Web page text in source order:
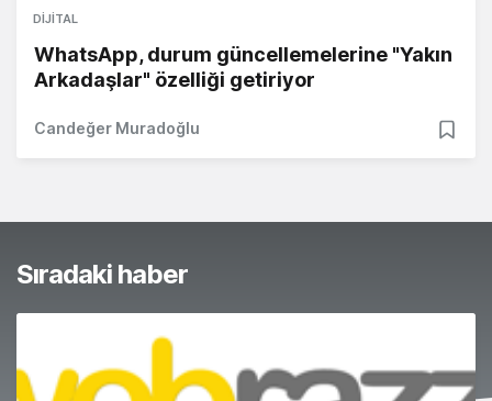
DIJITAL
WhatsApp, durum güncellemelerine "Yakın
Arkadaşlar" özelliği getiriyor
Candeğer Muradoğlu
Sıradaki haber